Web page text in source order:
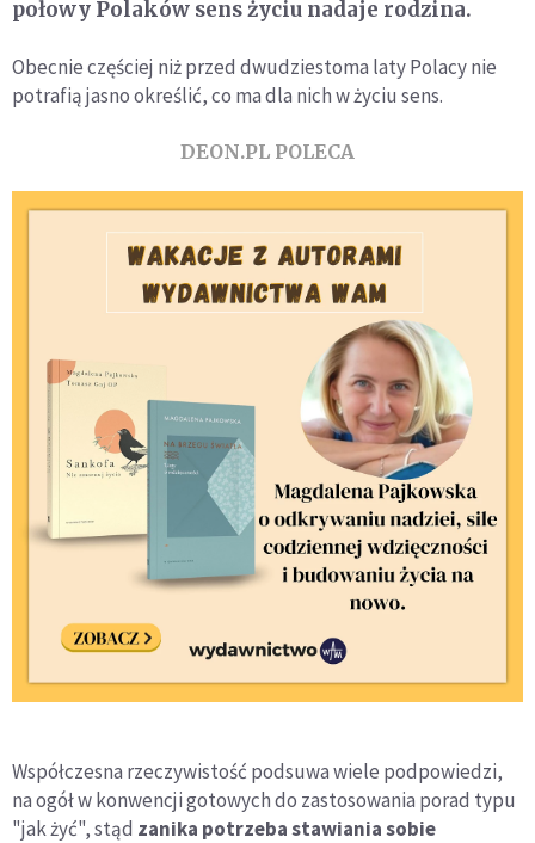
połowy Polaków sens życiu nadaje rodzina.
Obecnie częściej niż przed dwudziestoma laty Polacy nie
potrafią jasno określić, co ma dla nich w życiu sens.
DEON.PL POLECA
Współczesna rzeczywistość podsuwa wiele podpowiedzi,
na ogół w konwencji gotowych do zastosowania porad typu
"jak żyć", stąd zanika potrzeba stawiania sobie